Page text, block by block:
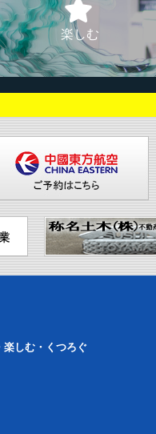
楽しむ
楽しむ・くつろぐ